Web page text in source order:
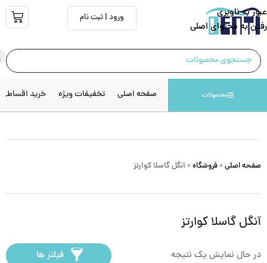
عبور به ناوبری
رفتن به محتوای اصلی
ورود | ثبت نام
محصولات صفحه اصلی تخفیفات ویژه خرید اقساطی
صفحه اصلی » فروشگاه » آنگل گاسلا کوارتز
آنگل گاسلا کوارتز
در حال نمایش یک نتیجه فیلتر ها